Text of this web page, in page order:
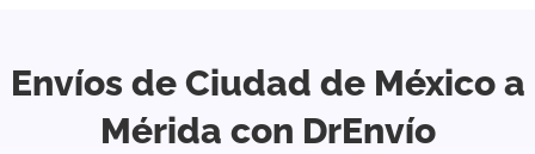
Envíos de Ciudad de México a
Mérida con DrEnvío